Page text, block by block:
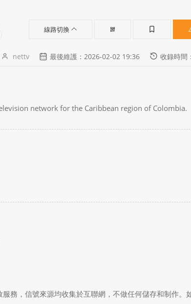
線路切換
nettv 最後維護：2026-02-02 19:36 收錄時間
network for the Caribbean region of Colombia.
務，信號來源均收集於互聯網，不做任何儲存和制作